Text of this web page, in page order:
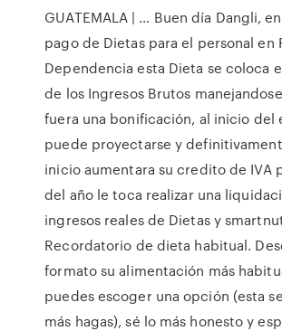
GUATEMALA | … Buen día Dangli,
pago de Dietas para el personal en
Dependencia esta Dieta se coloca
de los Ingresos Brutos
fuera una bonificación, al inicio del
puede proyectarse y
inicio aumentara su credito de IVA
del año le toca realizar una
ingresos reales de Dietas y
Recordatorio de dieta habitual.
formato su alimentación más
puedes escoger una opción (esta
más hagas), sé lo más honesto y